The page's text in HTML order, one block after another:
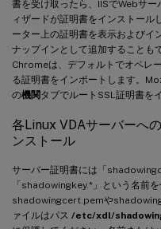
書を受け取ったら、IISでWebサ
ィザードが証明書をインストール
ーター上の証明書を表示およびイ
ナップインとして追加すること
Chromeは、デフォルトでオペレ
る証明書をインポートします。
の機関タブでルートSSL証明書を
各Linux VDAサーバーへ
ンストール
サーバー証明書には「
「shadowingkey.*」という名前
shadowingcert.pemや
ァイルはパス /etc/xdl/